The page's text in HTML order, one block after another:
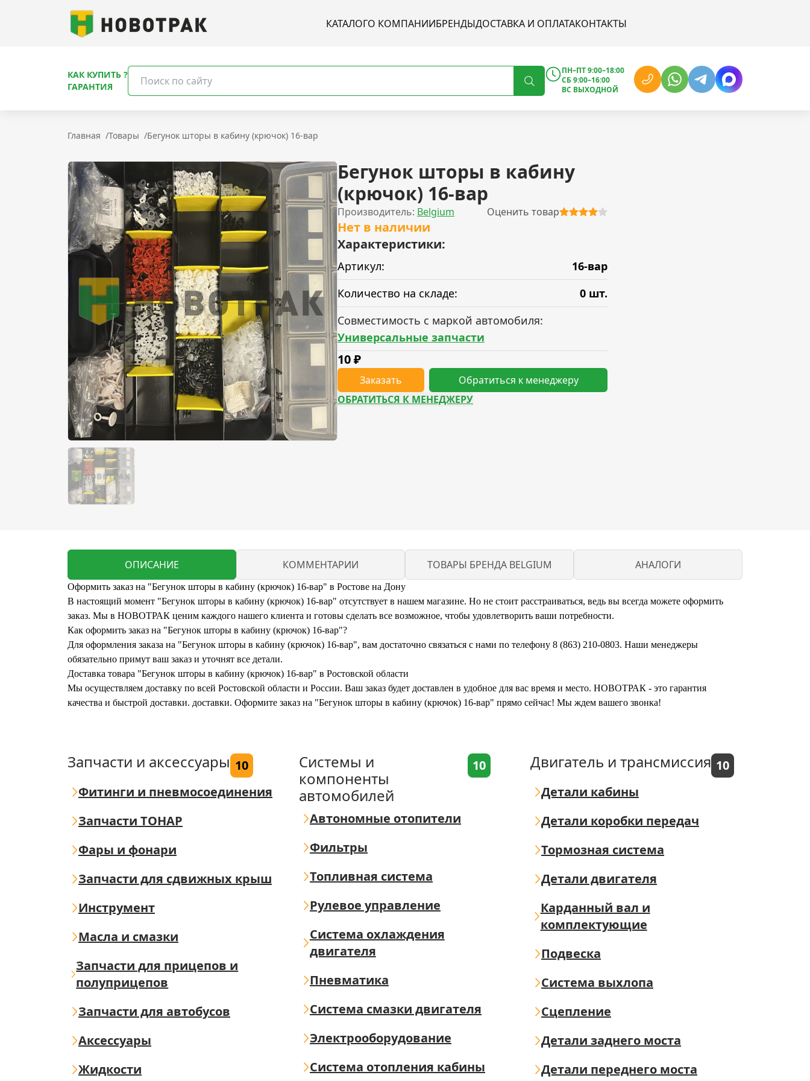
КАТАЛОГО КОМПАНИИБРЕНДЫДОСТАВКА И ОПЛАТАКОНТАКТЫ
КАК КУПИТЬ ?
ГАРАНТИЯ
ПН–ПТ 9:00–18:00
СБ 9:00–16:00
ВС ВЫХОДНОЙ
Главная /Товары /Бегунок шторы в кабину (крючок) 16-вар
Бегунок шторы в кабину
(крючок) 16-вар
Производитель: Belgium Оценить товар
Нет в наличии
Характеристики:
Артикул:
16-вар
Количество на складе:
0 шт.
Совместимость с маркой автомобиля:
Универсальные запчасти
10₽
Заказать
Обратиться к менеджеру
ОБРАТИТЬСЯ К МЕНЕДЖЕРУ
ОПИСАНИЕ КОММЕНТАРИИ ТОВАРЫ БРЕНДА BELGIUM АНАЛОГИ
Оформить заказ на "Бегунок шторы в кабину (крючок) 16-вар" в Ростове на Дону
В настоящий момент "Бегунок шторы в кабину (крючок) 16-вар" отсутствует в нашем магазине. Но не стоит расстраиваться, ведь вы всегда можете оформить
заказ. Мы в НОВОТРАК ценим каждого нашего клиента и готовы сделать все возможное, чтобы удовлетворить ваши потребности.
Как оформить заказ на "Бегунок шторы в кабину (крючок) 16-вар"?
Для оформления заказа на "Бегунок шторы в кабину (крючок) 16-вар", вам достаточно связаться с нами по телефону 8 (863) 210-0803. Наши менеджеры
обязательно примут ваш заказ и уточнят все детали.
Доставка товара "Бегунок шторы в кабину (крючок) 16-вар" в Ростовской области
Мы осуществляем доставку по всей Ростовской области и России. Ваш заказ будет доставлен в удобное для вас время и место. НОВОТРАК - это гарантия
качества и быстрой доставки. доставки. Оформите заказ на "Бегунок шторы в кабину (крючок) 16-вар" прямо сейчас! Мы ждем вашего звонка!
Запчасти и аксессуары 10
Фитинги и пневмосоединения
Запчасти ТОНАР
Фары и фонари
Запчасти для сдвижных крыш
Инструмент
Масла и смазки
Запчасти для прицепов и
полуприцепов
Запчасти для автобусов
Аксессуары
Жидкости
Системы и
компоненты
автомобилей
10
Автономные отопители
Фильтры
Топливная система
Рулевое управление
Система охлаждения
двигателя
Пневматика
Система смазки двигателя
Электрооборудование
Система отопления кабины
Двигатель и трансмиссия 10
Детали кабины
Детали коробки передач
Тормозная система
Детали двигателя
Карданный вал и
комплектующие
Подвеска
Система выхлопа
Сцепление
Детали заднего моста
Детали переднего моста